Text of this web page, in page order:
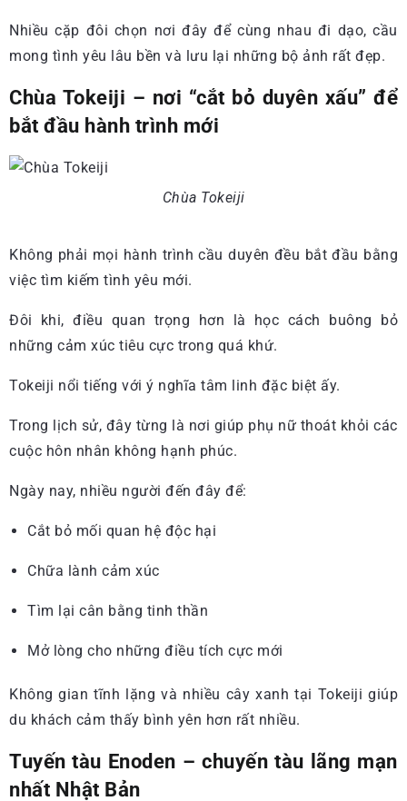
Nhiều cặp đôi chọn nơi đây để cùng nhau đi dạo, cầu
mong tình yêu lâu bền và lưu lại những bộ ảnh rất đẹp.
Chùa Tokeiji – nơi “cắt bỏ duyên xấu” để
bắt đầu hành trình mới
Chùa Tokeiji
Không phải mọi hành trình cầu duyên đều bắt đầu bằng
việc tìm kiếm tình yêu mới.
Đôi khi, điều quan trọng hơn là học cách buông bỏ
những cảm xúc tiêu cực trong quá khứ.
Tokeiji nổi tiếng với ý nghĩa tâm linh đặc biệt ấy.
Trong lịch sử, đây từng là nơi giúp phụ nữ thoát khỏi các
cuộc hôn nhân không hạnh phúc.
Ngày nay, nhiều người đến đây để:
Cắt bỏ mối quan hệ độc hại
Chữa lành cảm xúc
Tìm lại cân bằng tinh thần
Mở lòng cho những điều tích cực mới
Không gian tĩnh lặng và nhiều cây xanh tại Tokeiji giúp
du khách cảm thấy bình yên hơn rất nhiều.
Tuyến tàu Enoden – chuyến tàu lãng mạn
nhất Nhật Bản